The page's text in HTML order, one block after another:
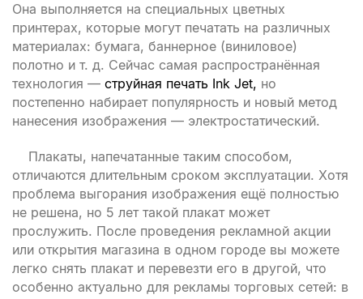
Она выполняется на специальных цветных
принтерах, которые могут печатать на различных
материалах: бумага, баннерное (виниловое)
полотно и т. д. Сейчас самая распространённая
технология — струйная печать Ink Jet, но
постепенно набирает популярность и новый метод
нанесения изображения — электростатический.
Плакаты, напечатанные таким способом,
отличаются длительным сроком эксплуатации. Хотя
проблема выгорания изображения ещё полностью
не решена, но 5 лет такой плакат может
прослужить. После проведения рекламной акции
или открытия магазина в одном городе вы можете
легко снять плакат и перевезти его в другой, что
особенно актуально для рекламы торговых сетей: в